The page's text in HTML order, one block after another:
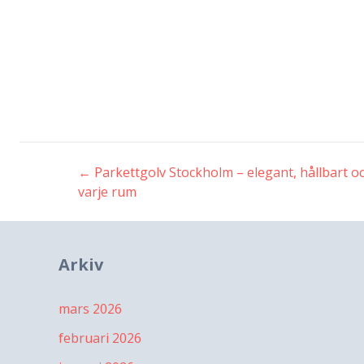
← Parkettgolv Stockholm – elegant, hållbart
varje rum
Arkiv
mars 2026
februari 2026